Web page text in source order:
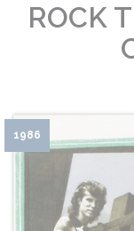
ROCK
1986